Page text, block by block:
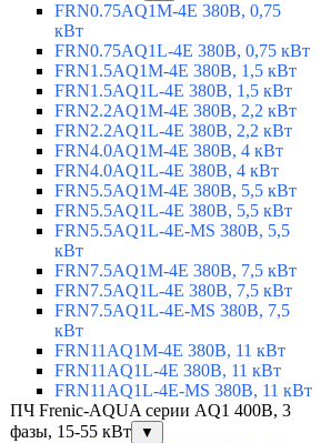
FRN0.75AQ1M-4E 380В, 0,75
кВт
FRN0.75AQ1L-4E 380В, 0,75 кВт
FRN1.5AQ1M-4E 380В, 1,5 кВт
FRN1.5AQ1L-4E 380В, 1,5 кВт
FRN2.2AQ1M-4E 380В, 2,2 кВт
FRN2.2AQ1L-4E 380В, 2,2 кВт
FRN4.0AQ1M-4E 380В, 4 кВт
FRN4.0AQ1L-4E 380В, 4 кВт
FRN5.5AQ1M-4E 380В, 5,5 кВт
FRN5.5AQ1L-4E 380В, 5,5 кВт
FRN5.5AQ1L-4E-MS 380В, 5,5
кВт
FRN7.5AQ1M-4E 380В, 7,5 кВт
FRN7.5AQ1L-4E 380В, 7,5 кВт
FRN7.5AQ1L-4E-MS 380В, 7,5
кВт
FRN11AQ1M-4E 380В, 11 кВт
FRN11AQ1L-4E 380В, 11 кВт
FRN11AQ1L-4E-MS 380В, 11 кВт
ПЧ Frenic-AQUA серии AQ1 400В, 3
фазы, 15-55 кВт
▼